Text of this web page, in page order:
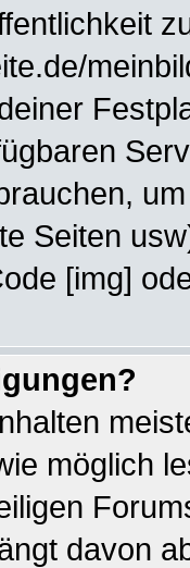
Seiten
[img]
möglich
davon